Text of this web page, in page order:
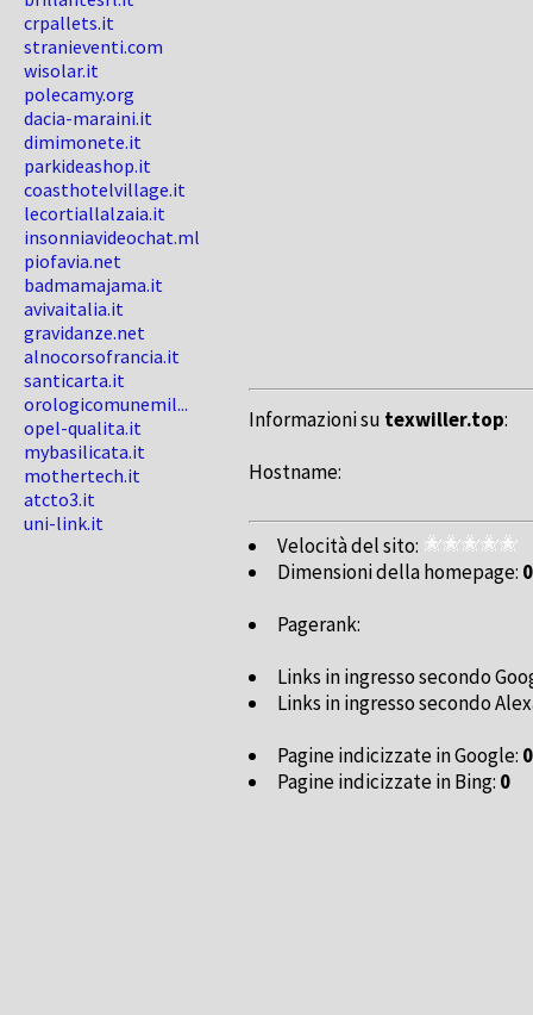
crpallets.it
stranieventi.com
wisolar.it
polecamy.org
dacia-maraini.it
dimimonete.it
parkideashop.it
coasthotelvillage.it
lecortiallalzaia.it
insonniavideochat.ml
piofavia.net
badmamajama.it
avivaitalia.it
gravidanze.net
alnocorsofrancia.it
santicarta.it
orologicomunemil...
opel-qualita.it
mybasilicata.it
mothertech.it
atcto3.it
uni-link.it
Informazioni su texwiller.top:
Hostname:
Velocità del sito:
Dimensioni della homepage: 0
Pagerank:
Links in ingresso secondo
Links in ingresso secondo
Pagine indicizzate in Google: 0
Pagine indicizzate in Bing: 0